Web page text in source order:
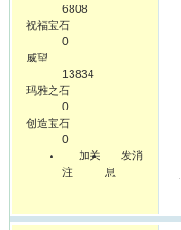
6808
祝福宝石
0
威望
13834
玛雅之石
0
创造宝石
0
加关
注
发消
息